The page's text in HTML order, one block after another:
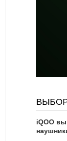
iQOO